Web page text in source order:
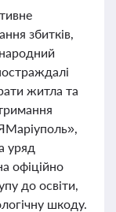
збитків,
житла та
уряд
офіційно
до освіти,
шкоду.